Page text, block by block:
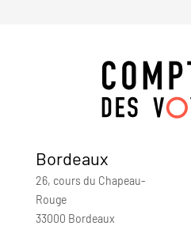
Bordeaux
26, cours du Chapeau-
Rouge
33000 Bordeaux